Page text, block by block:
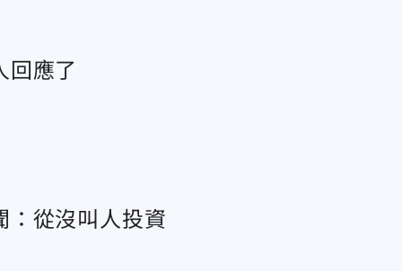
回應了
從沒叫人投資